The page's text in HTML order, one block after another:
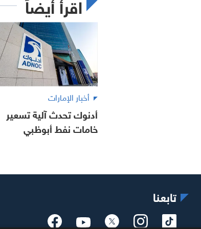
اقرأ أيضاً
أخبار الإمارات
أدنوك تحدث آلية تسعير
خامات نفط أبوظبي
تابعنا